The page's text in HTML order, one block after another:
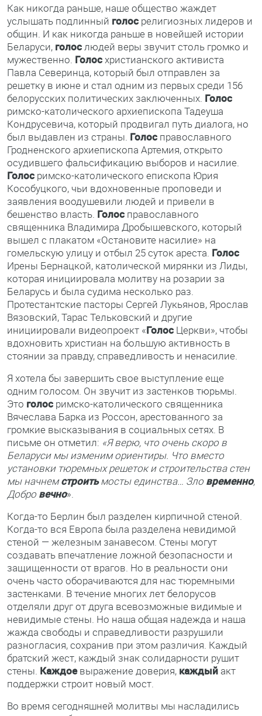
Как никогда раньше, наше общество жаждет
услышать подлинный голос религиозных лидеров и
общин. И как никогда раньше в новейшей истории
Беларуси, голослюдей веры звучит столь громко и
мужественно. Голосхристианского активиста
Павла Северинца, который был отправлен за
решетку в июне и стал одним из первых среди 156
белорусских политических заключенных. Голос
римско-католического архиепископа Тадеуша
Кондрусевича, который продвигал путь диалога, но
был выдавлен из страны. Голос православного
Гродненского архиепископа Артемия, открыто
осудившего фальсификацию выборов и насилие.
Голос римско-католического епископа Юрия
Кособуцкого, чьи вдохновенные проповеди и
заявления воодушевили людей и привели в
бешенство власть. Голос православного
священника Владимира Дробышевского, который
вышел с плакатом «Остановите насилие» на
гомельскую улицу и отбыл 25 суток ареста. Голос
Ирены Бернацкой, католической мирянки из Лиды,
которая инициировала молитву на розарии за
Беларусь и была судима несколько раз.
Протестантские пасторы Сергей Лукьянов, Ярослав
Вязовский, Тарас Тельковский и другие
инициировали видеопроект «Голос Церкви», чтобы
вдохновить христиан на большую активность в
стоянии за правду, справедливость и ненасилие.
Я хотела бы завершить свое выступление еще
одним голосом. Он звучит из застенков тюрьмы.
Это голос римско-католического священника
Вячеслава Барка из Россон, арестованного за
громкие высказывания в социальных сетях. В
письме он отметил: «Я верю, что очень скоро в
Беларуси мы изменим ориентиры. Что вместо
установки тюремных решеток и строительства стен
мы начнемстроитьмосты единства… Зло временно,
Добро вечно».
Когда-то Берлин был разделен кирпичной стеной.
Когда-то вся Европа была разделена невидимой
стеной — железным занавесом. Стены могут
создавать впечатление ложной безопасности и
защищенности от врагов. Но в реальности они
очень часто оборачиваются для нас тюремными
застенками. В течение многих лет белорусов
отделяли друг от друга всевозможные видимые и
невидимые стены. Но наша общая надежда и наша
жажда свободы и справедливости разрушили
разногласия, сохранив при этом различия. Каждый
братский жест, каждый знак солидарности рушит
стены. Каждоевыражение доверия, каждыйакт
поддержки строит новый мост.
Во время сегодняшней молитвы мы насладились